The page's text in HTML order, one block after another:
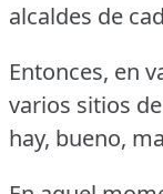
alcaldes de
Entonces, en
varios sitios
hay, bueno,